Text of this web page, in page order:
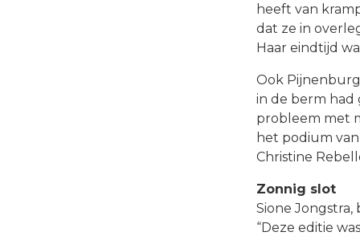
heeft van
dat ze in
Haar eindtijd
Ook
in de berm had
probleem met
het podium
Christine
Zonnig slot
Sione
“Deze editie